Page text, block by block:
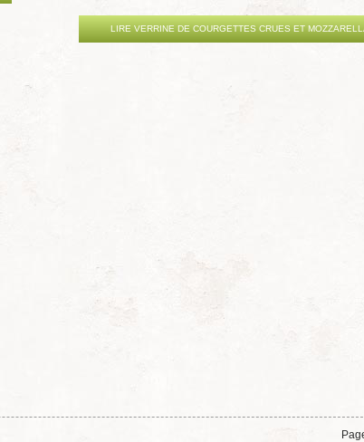
LIRE VERRINE DE COURGETTES CRUES ET